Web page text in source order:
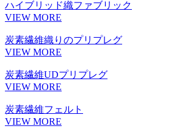
ハイブリッド織ファブリック
VIEW MORE
炭素繊維織りのプリプレグ
VIEW MORE
炭素繊維UDプリプレグ
VIEW MORE
炭素繊維フェルト
VIEW MORE